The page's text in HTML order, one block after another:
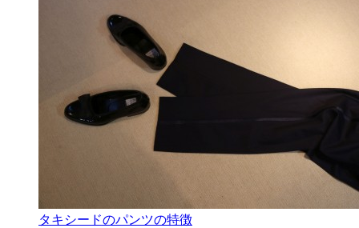
タキシードのパンツの特徴